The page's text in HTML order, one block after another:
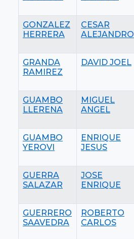
GONZALEZ
HERRERA
CESAR
ALEJANDRO
GRANDA
RAMIREZ
DAVID JOEL
GUAMBO
LLERENA
MIGUEL
ANGEL
GUAMBO
YEROVI
ENRIQUE
JESUS
GUERRA
SALAZAR
JOSE
ENRIQUE
GUERRERO
SAAVEDRA
ROBERTO
CARLOS